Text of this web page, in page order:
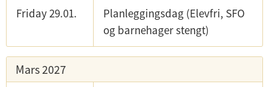
Friday 29.01.
Planleggingsdag (Elevfri, SFO
og barnehager stengt)
Mars 2027